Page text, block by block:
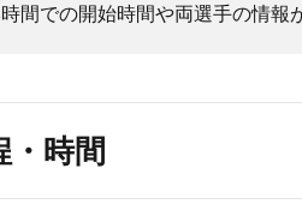
時間での開始時間や両選手の情報
・時間